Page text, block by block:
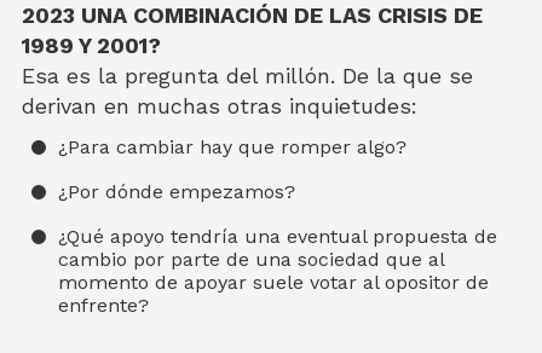
2023 UNA COMBINACIÓN DE LAS CRISIS DE
1989 Y 2001?
Esa es la pregunta del millón. De la que se
derivan en muchas otras inquietudes:
¿Para cambiar hay que romper algo?
¿Por dónde empezamos?
¿Qué apoyo tendría una eventual propuesta de
cambio por parte de una sociedad que al
momento de apoyar suele votar al opositor de
enfrente?